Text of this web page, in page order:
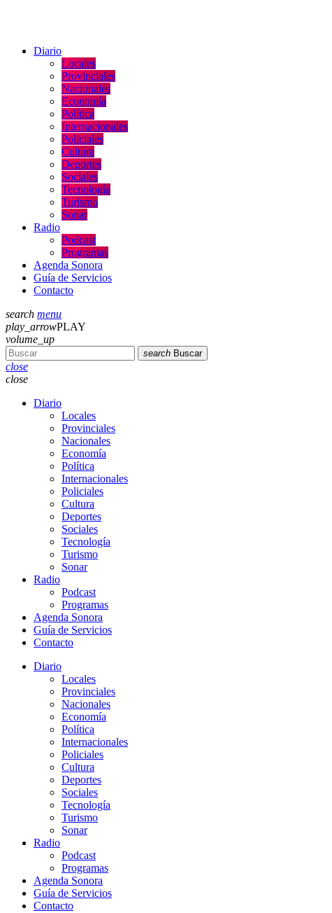
Diario
Locales
Provinciales
Nacionales
Economía
Política
Internacionales
Policiales
Cultura
Deportes
Sociales
Tecnología
Turismo
Sonar
Radio
Podcast
Programas
Agenda Sonora
Guía de Servicios
Contacto
search menu
play_arrowPLAY
volume_up
search Buscar
close
close
Diario
Locales
Provinciales
Nacionales
Economía
Política
Internacionales
Policiales
Cultura
Deportes
Sociales
Tecnología
Turismo
Sonar
Radio
Podcast
Programas
Agenda Sonora
Guía de Servicios
Contacto
Diario
Locales
Provinciales
Nacionales
Economía
Política
Internacionales
Policiales
Cultura
Deportes
Sociales
Tecnología
Turismo
Sonar
Radio
Podcast
Programas
Agenda Sonora
Guía de Servicios
Contacto